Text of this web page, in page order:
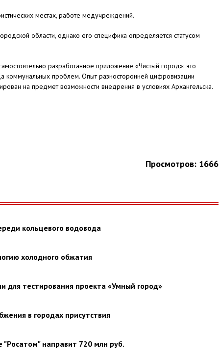
местах, работе медучреждений.
области, однако его специфика определяется статусом
разработанное приложение «Чистый город»: это
коммунальных проблем. Опыт разносторонней цифровизации
на предмет возможности внедрения в условиях Архангельска.
Просмотров: 1666
кольцевого водовода
холодного обжатия
для тестирования проекта «Умный город»
в городах присутствия
"Росатом" направит 720 млн руб.